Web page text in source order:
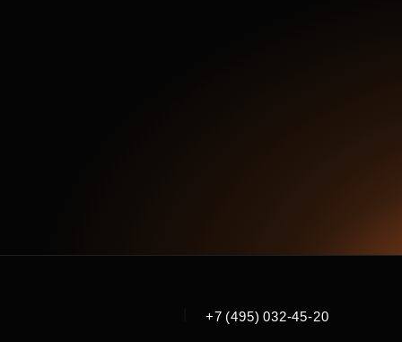
+7 (495) 032-45-20